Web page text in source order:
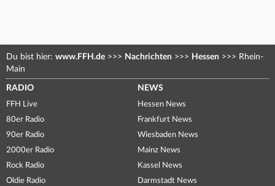
Du bist hier: www.FFH.de >>> Nachrichten >>> Hessen >>> Rhein-
Main
RADIO
FFH Live
80er Radio
90er Radio
2000er Radio
Rock Radio
Oldie Radio
NEWS
Hessen News
Frankfurt News
Wiesbaden News
Mainz News
Kassel News
Darmstadt News